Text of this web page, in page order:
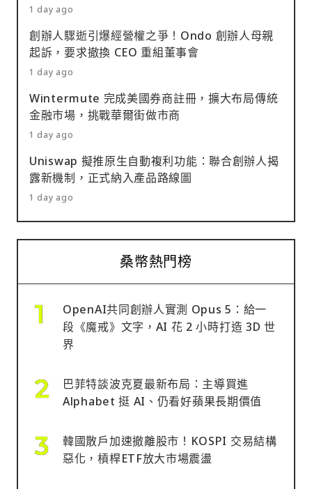
1 day ago
創辦人驟逝引爆經營權之爭！Ondo 創辦人母親
起訴，要求撤換 CEO 重組董事會
1 day ago
Wintermute 完成美國券商註冊，擴大布局傳統
金融市場，挑戰華爾街做市商
1 day ago
Uniswap 擬推原生自動複利功能：聯合創辦人揭
露新機制，正式納入產品路線圖
1 day ago
桑幣熱門榜
OpenAI共同創辦人實測 Opus 5：給一
段《魔戒》文字，AI 花 2 小時打造 3D 世
界
巴菲特談波克夏最新布局：主導買進
Alphabet 挺 AI、仍看好蘋果長期價值
韓國散戶加速撤離股市！KOSPI 交易結構
惡化，槓桿ETF放大市場震盪